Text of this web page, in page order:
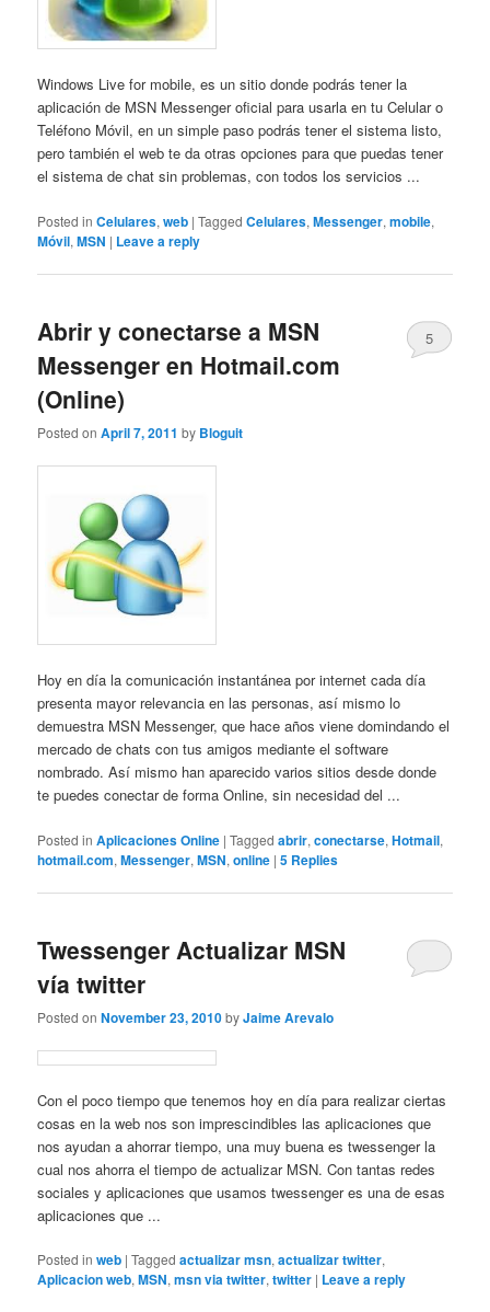
Windows Live for mobile, es un sitio donde podrás tener la
aplicación de MSN Messenger oficial para usarla en tu Celular o
Teléfono Móvil, en un simple paso podrás tener el sistema listo,
pero también el web te da otras opciones para que puedas tener
el sistema de chat sin problemas, con todos los servicios ...
Posted in Celulares,web |Tagged Celulares,Messenger,mobile,
Móvil,MSN | Leave a reply
Abrir y conectarse a MSN
Messenger en Hotmail.com
(Online)
Posted onApril 7, 2011 by Bloguit
5
Hoy en día la comunicación instantánea por internet cada día
presenta mayor relevancia en las personas, así mismo lo
demuestra MSN Messenger, que hace años viene domindando el
mercado de chats con tus amigos mediante el software
nombrado. Así mismo han aparecido varios sitios desde donde
te puedes conectar de forma Online, sin necesidad del ...
Posted in Aplicaciones Online |Tagged abrir,conectarse,Hotmail,
hotmail.com,Messenger,MSN,online |5 Replies
Twessenger Actualizar MSN
vía twitter
Posted onNovember 23, 2010byJaime Arevalo
Con el poco tiempo que tenemos hoy en día para realizar ciertas
cosas en la web nos son imprescindibles las aplicaciones que
nos ayudan a ahorrar tiempo, una muy buena es twessenger la
cual nos ahorra el tiempo de actualizar MSN. Con tantas redes
sociales y aplicaciones que usamos twessenger es una de esas
aplicaciones que ...
Posted in web |Tagged actualizar msn,actualizar twitter,
Aplicacion web,MSN,msn via twitter,twitter | Leave a reply